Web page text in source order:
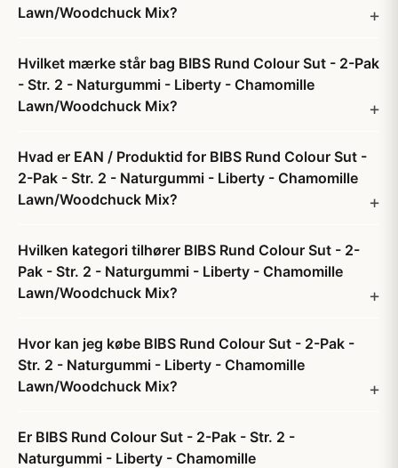
Lawn/Woodchuck Mix?
Hvilket mærke står bag BIBS Rund Colour Sut - 2-Pak
- Str. 2 - Naturgummi - Liberty - Chamomille
Lawn/Woodchuck Mix?
Hvad er EAN / Produktid for BIBS Rund Colour Sut -
2-Pak - Str. 2 - Naturgummi - Liberty - Chamomille
Lawn/Woodchuck Mix?
Hvilken kategori tilhører BIBS Rund Colour Sut - 2-
Pak - Str. 2 - Naturgummi - Liberty - Chamomille
Lawn/Woodchuck Mix?
Hvor kan jeg købe BIBS Rund Colour Sut - 2-Pak -
Str. 2 - Naturgummi - Liberty - Chamomille
Lawn/Woodchuck Mix?
Er BIBS Rund Colour Sut - 2-Pak - Str. 2 -
Naturgummi - Liberty - Chamomille